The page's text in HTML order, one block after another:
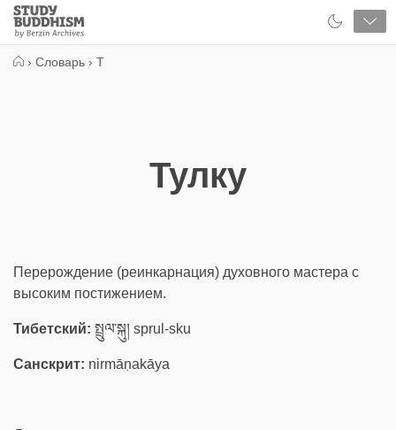
Close
Study
Buddhism
› Словарь › Т
Тулку
Перерождение (реинкарнация) духовного мастера с
высоким постижением.
Тибетский: སྤྲུལ་སྐུ། sprul-sku
Санскрит: nirmāṇakāya